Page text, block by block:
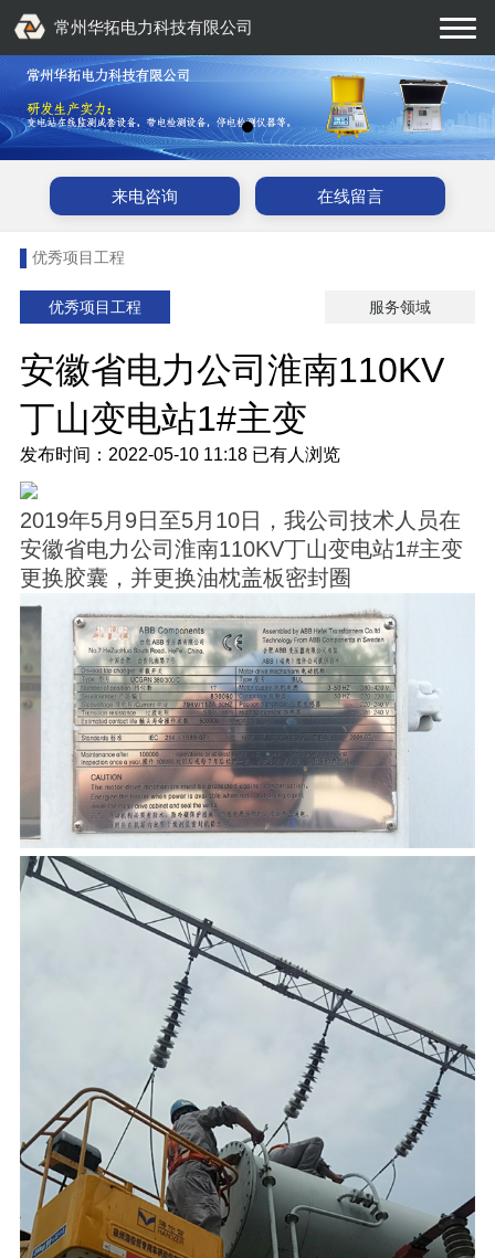
常州华拓电力科技有限公司
来电咨询 在线留言
优秀项目工程
优秀项目工程 服务领域
安徽省电力公司淮南110KV
丁山变电站1#主变
发布时间：2022-05-10 11:18 已有人浏览
2019年5月9日至5月10日，我公司技术人员在
安徽省电力公司淮南110KV丁山变电站1#主变
更换胶囊，并更换油枕盖板密封圈